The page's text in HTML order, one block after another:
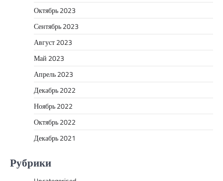
Октябрь 2023
Сентябрь 2023
Август 2023
Май 2023
Апрель 2023
Декабрь 2022
Ноябрь 2022
Октябрь 2022
Декабрь 2021
Рубрики